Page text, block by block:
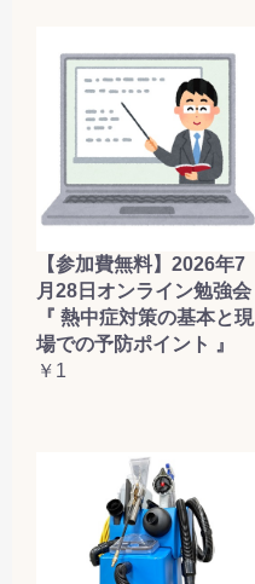
【参加費無料】2026年7
月28日オンライン勉強会
『 熱中症対策の基本と現
場での予防ポイント 』
￥1